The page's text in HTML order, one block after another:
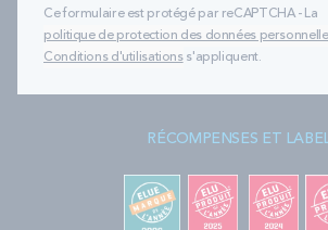
Ce formulaire est protégé par reCAPTCHA - La
politique de protection des données
Conditions d'utilisationss'appliquent.
RÉCOMPENSES ET